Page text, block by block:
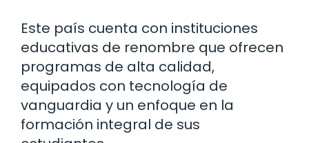
Este país cuenta con instituciones
educativas de renombre que ofrecen
programas de alta calidad,
equipados con tecnología de
vanguardia y un enfoque en la
formación integral de sus